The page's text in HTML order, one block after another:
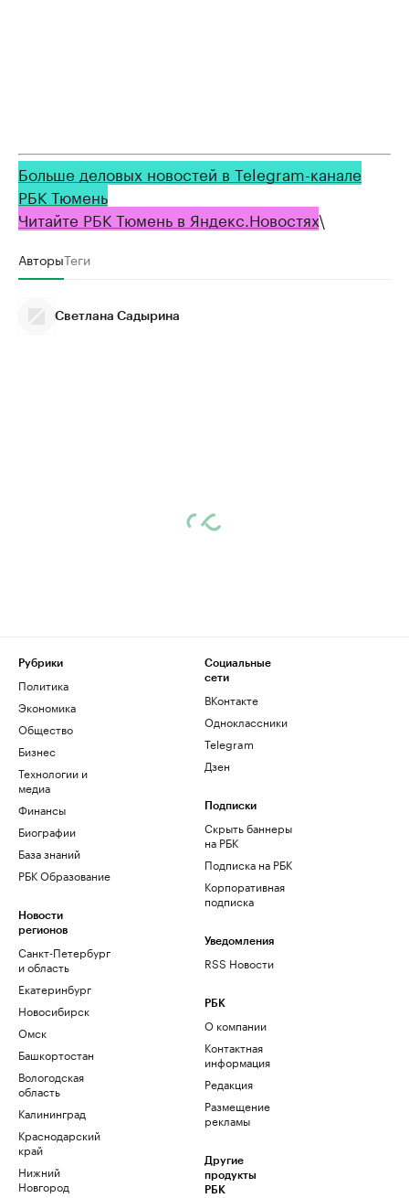
Больше деловых новостей в Telegram-канале
РБК Тюмень
Читайте РБК Тюмень в Яндекс.Новостях\
АвторыТеги
Светлана Садырина
Рубрики
Политика
Экономика
Общество
Бизнес
Технологии и
медиа
Финансы
Биографии
База знаний
РБК Образование
Новости
регионов
Санкт-Петербург
и область
Екатеринбург
Новосибирск
Омск
Башкортостан
Вологодская
область
Калининград
Краснодарский
край
Нижний
Новгород
Социальные
сети
ВКонтакте
Одноклассники
Telegram
Дзен
Подписки
Скрыть баннеры
на РБК
Подписка на РБК
Корпоративная
подписка
Уведомления
RSS Новости
РБК
О компании
Контактная
информация
Редакция
Размещение
рекламы
Другие
продукты
РБК